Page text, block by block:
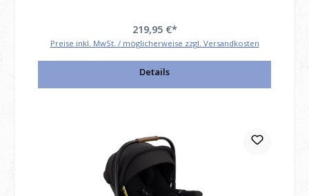
219,95 €*
Preise inkl. MwSt. / möglicherweise zzgl. Versandkosten
Details